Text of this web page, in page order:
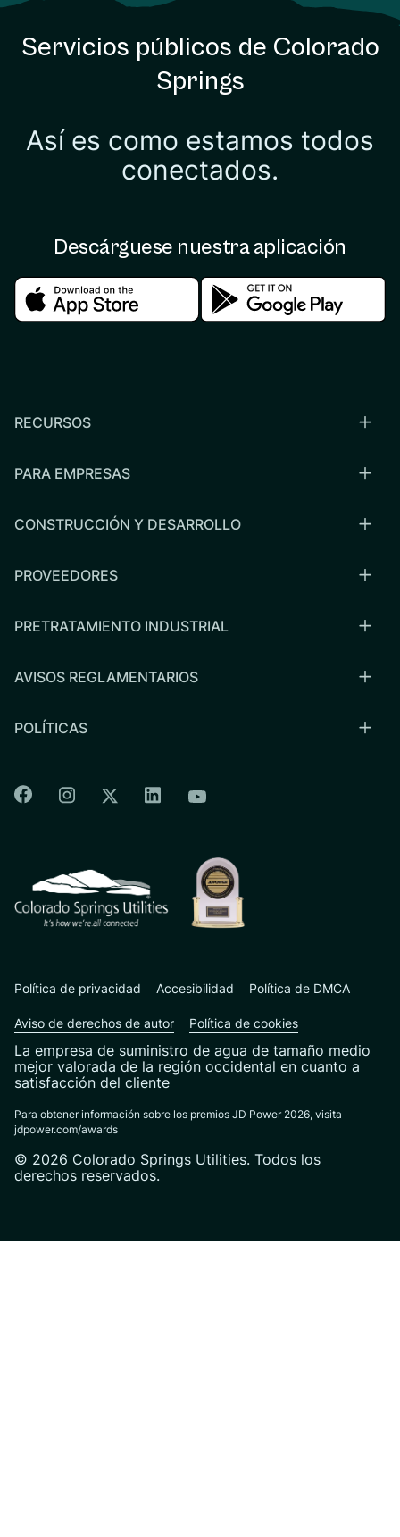
Servicios públicos de Colorado
Springs
Así es como estamos todos
conectados.
Descárguese nuestra aplicación
Download in the apple storeDownload in the
RECURSOS
PARA EMPRESAS
CONSTRUCCIÓN Y DESARROLLO
PROVEEDORES
PRETRATAMIENTO INDUSTRIAL
AVISOS REGLAMENTARIOS
POLÍTICAS
Colorado Springs Facebook
Colorado Springs Instagram
Colorado Springs Twitter
Colorado Springs Linkedin
Colorado Springs
La empresa de suministro de agua de tamaño medio
mejor valorada de la región occidental en cuanto a
satisfacción del cliente
Para obtener información sobre los premios JD Power 2026, visita
jdpower.com/awards
© 2026 Colorado Springs Utilities. Todos los
derechos reservados.
Política de privacidad Accesibilidad Política de DMCA
Aviso de derechos de autor Política de cookies